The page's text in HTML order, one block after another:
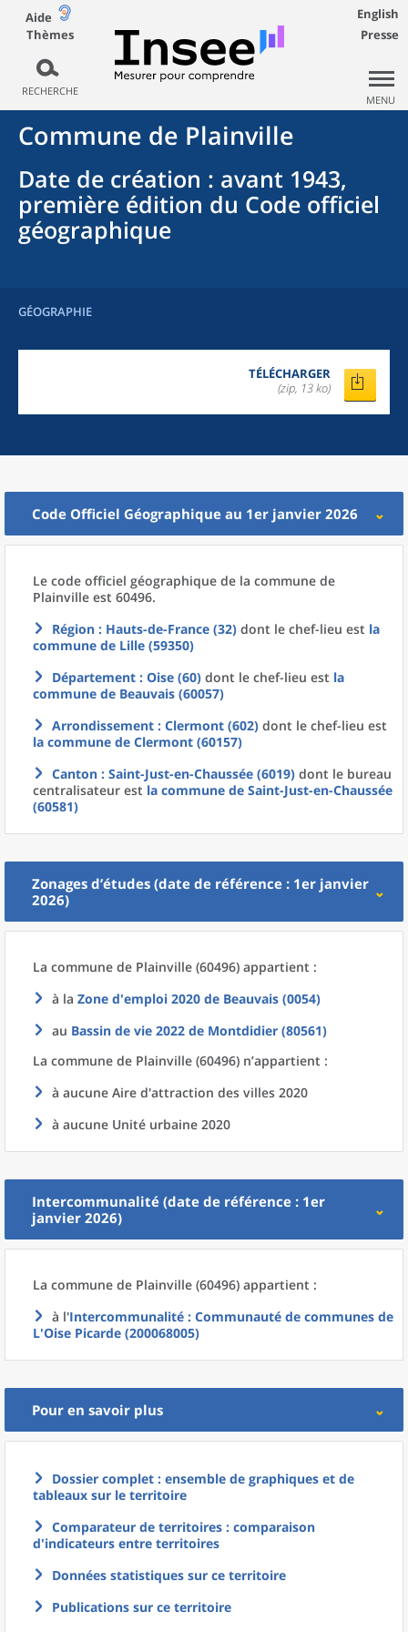
Aide
Thèmes
RECHERCHE
English
Presse
MENU
Commune de Plainville
Date de création : avant 1943,
première édition du Code officiel
géographique
GÉOGRAPHIE
TÉLÉCHARGER
(zip, 13 ko)
Code Officiel Géographique au 1er janvier 2026
Le code officiel géographique de la commune de
Plainville est 60496.
Région : Hauts-de-France (32) dont le chef-lieu est la
commune de Lille (59350)
Département : Oise (60) dont le chef-lieu est la
commune de Beauvais (60057)
Arrondissement : Clermont (602) dont le chef-lieu est
la commune de Clermont (60157)
Canton : Saint-Just-en-Chaussée (6019) dont le bureau
centralisateur est la commune de Saint-Just-en-Chaussée
(60581)
Zonages d’études (date de référence : 1er janvier
2026)
La commune de Plainville (60496) appartient :
à la Zone d'emploi 2020 de Beauvais (0054)
au Bassin de vie 2022 de Montdidier (80561)
La commune de Plainville (60496) n’appartient :
à aucune Aire d'attraction des villes 2020
à aucune Unité urbaine 2020
Intercommunalité (date de référence : 1er
janvier 2026)
La commune de Plainville (60496) appartient :
à l'Intercommunalité : Communauté de communes de
L'Oise Picarde (200068005)
Pour en savoir plus
Dossier complet : ensemble de graphiques et de
tableaux sur le territoire
Comparateur de territoires : comparaison
d'indicateurs entre territoires
Données statistiques sur ce territoire
Publications sur ce territoire